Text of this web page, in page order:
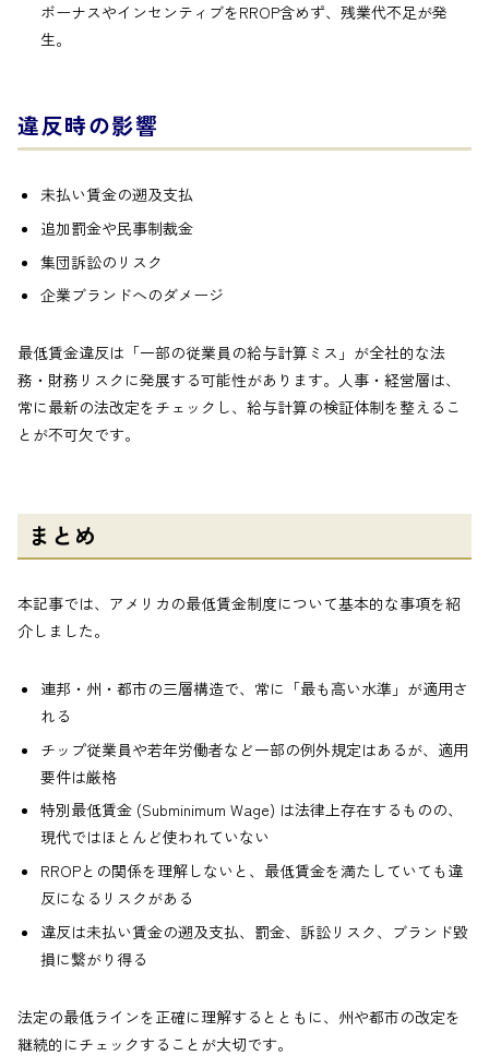
ボーナスやインセンティブをRROP含めず、残業代不足が発
生。
違反時の影響
未払い賃金の遡及支払
追加罰金や民事制裁金
集団訴訟のリスク
企業ブランドへのダメージ
最低賃金違反は「一部の従業員の給与計算ミス」が全社的な法
務・財務リスクに発展する可能性があります。人事・経営層は、
常に最新の法改定をチェックし、給与計算の検証体制を整えるこ
とが不可欠です。
まとめ
本記事では、アメリカの最低賃金制度について基本的な事項を紹
介しました。
連邦・州・都市の三層構造で、常に「最も高い水準」が適用さ
れる
チップ従業員や若年労働者など一部の例外規定はあるが、適用
要件は厳格
特別最低賃金 (Subminimum Wage) は法律上存在するものの、
現代ではほとんど使われていない
RROPとの関係を理解しないと、最低賃金を満たしていても違
反になるリスクがある
違反は未払い賃金の遡及支払、罰金、訴訟リスク、ブランド毀
損に繋がり得る
法定の最低ラインを正確に理解するとともに、州や都市の改定を
継続的にチェックすることが大切です。